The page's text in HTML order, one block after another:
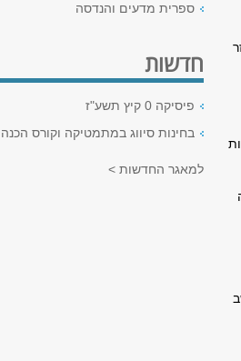
ספרית מדעים והנדסה
חדשות
פיסיקה 0 קיץ תשע"ז
בחינות סיווג במתמטיקה וקורס הכנה
למאגר החדשות >